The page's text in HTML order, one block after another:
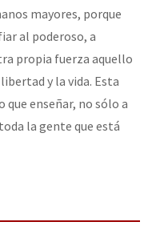
mayores, porque
al poderoso, a
propia fuerza aquello
y la vida. Esta
enseñar, no sólo a
la gente que está